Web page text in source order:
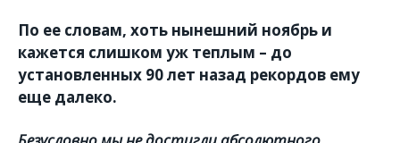
По ее словам, хоть нынешний ноябрь и
кажется слишком уж теплым – до
установленных 90 лет назад рекордов ему
еще далеко.